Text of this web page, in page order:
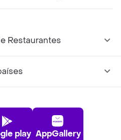
Restaurantes
play AppGallery